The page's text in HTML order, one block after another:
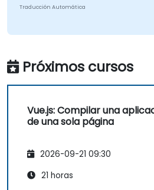
Traducción Automática
Próximos cursos
Vue.js: Compilar una
de una sola página
2026-09-21 09:30
21 horas